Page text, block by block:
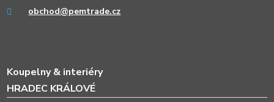
obchod@pemtrade.cz
Koupelny & interiéry
HRADEC KRÁLOVÉ